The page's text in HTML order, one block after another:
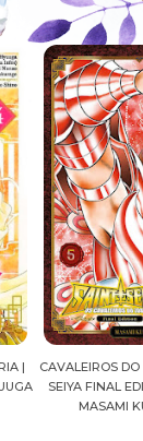
CAVALEIROS DO
SEIYA FINAL
MASAMI